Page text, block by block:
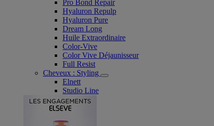
Pro Bond Repair
Hyaluron Repulp
Hyaluron Pure
Dream Long
Huile Extraordinaire
Color-Vive
Color Vive Déjaunisseur
Full Resist
Cheveux : Styling
Elnett
Studio Line